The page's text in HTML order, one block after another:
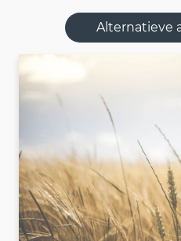
Alternatieve